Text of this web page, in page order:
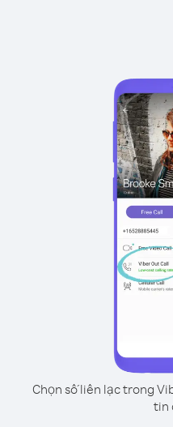
Chọn số liên lạc trong
tin